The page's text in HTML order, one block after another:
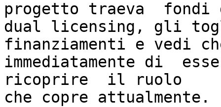
progetto traeva  fondi
dual licensing, gli
finanziamenti e vedi
immediatamente di
ricoprire  il ruolo
che copre attualmente.